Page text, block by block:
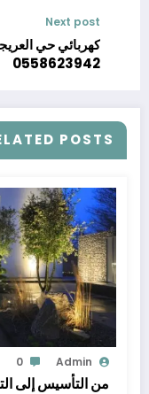
Next post
كهربائي حي
0558623942
POSTS
Admin
0
من التأسيس إلى